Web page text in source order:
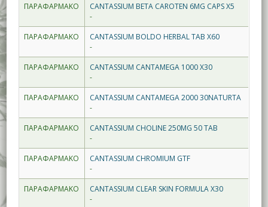
ΠΑΡΑΦΑΡΜΑΚΟ
CANTASSIUM BETA CAROTEN 6MG CAPS X5
-
ΠΑΡΑΦΑΡΜΑΚΟ
CANTASSIUM BOLDO HERBAL TAB X60
-
ΠΑΡΑΦΑΡΜΑΚΟ
CANTASSIUM CANTAMEGA 1000 X30
-
ΠΑΡΑΦΑΡΜΑΚΟ
CANTASSIUM CANTAMEGA 2000 30NATURTA
-
ΠΑΡΑΦΑΡΜΑΚΟ
CANTASSIUM CHOLINE 250MG 50 TAB
-
ΠΑΡΑΦΑΡΜΑΚΟ
CANTASSIUM CHROMIUM GTF
-
ΠΑΡΑΦΑΡΜΑΚΟ
CANTASSIUM CLEAR SKIN FORMULA X30
-